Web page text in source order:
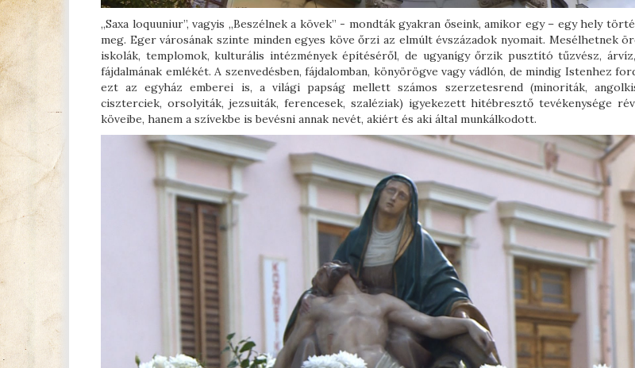
„Saxa loquuniur”, vagyis „Beszélnek a kövek” - mondták gyakran őseink, amikor egy – egy hely
meg. Eger városának szinte minden egyes köve őrzi az elmúlt évszázadok nyomait. Mesélhetnek
iskolák, templomok, kulturális intézmények építéséről, de ugyanígy őrzik pusztító tűzvész,
fájdalmának emlékét. A szenvedésben, fájdalomban, könyörögve vagy vádlón, de mindig Istenhez
ezt az egyház emberei is, a világi papság mellett számos szerzetesrend (minoriták,
ciszterciek, orsolyiták, jezsuiták, ferencesek, szaléziak) igyekezett hitébresztő tevékenysége
köveibe, hanem a szívekbe is bevésni annak nevét, akiért és aki által munkálkodott.